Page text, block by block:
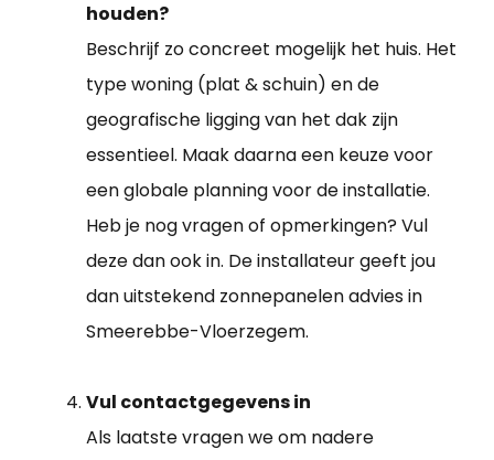
houden?
Beschrijf zo concreet mogelijk het huis. Het
type woning (plat & schuin) en de
geografische ligging van het dak zijn
essentieel. Maak daarna een keuze voor
een globale planning voor de installatie.
Heb je nog vragen of opmerkingen? Vul
deze dan ook in. De installateur geeft jou
dan uitstekend zonnepanelen advies in
Smeerebbe-Vloerzegem.
Vul contactgegevens in
Als laatste vragen we om nadere